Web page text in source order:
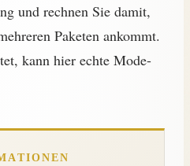
und rechnen Sie damit,
Paketen ankommt.
kann hier echte Mode-